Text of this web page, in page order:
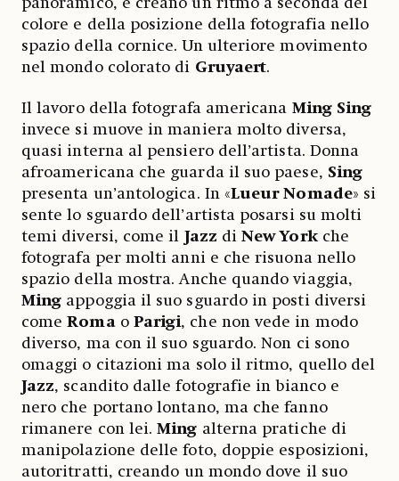
panoramico, e creano un ritmo a seconda del
colore e della posizione della fotografia nello
spazio della cornice. Un ulteriore movimento
nel mondo colorato di Gruyaert.
Il lavoro della fotografa americana Ming Sing
invece si muove in maniera molto diversa,
quasi interna al pensiero dell’artista. Donna
afroamericana che guarda il suo paese, Sing
presenta un’antologica. In «Lueur Nomade» si
sente lo sguardo dell’artista posarsi su molti
temi diversi, come il Jazz diNew Yorkche
fotografa per molti anni e che risuona nello
spazio della mostra. Anche quando viaggia,
Ming appoggia il suo sguardo in posti diversi
comeRomao Parigi, che non vede in modo
diverso, ma con il suo sguardo. Non ci sono
omaggi o citazioni ma solo il ritmo, quello del
Jazz, scandito dalle fotografie in bianco e
nero che portano lontano, ma che fanno
rimanere con lei.Ming alterna pratiche di
manipolazione delle foto, doppie esposizioni,
autoritratti, creando un mondo dove il suo